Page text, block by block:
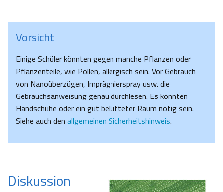
Vorsicht
Einige Schüler könnten gegen manche Pflanzen oder
Pflanzenteile, wie Pollen, allergisch sein. Vor Gebrauch
von Nanoüberzügen, Imprägnierspray usw. die
Gebrauchsanweisung genau durchlesen. Es könnten
Handschuhe oder ein gut belüfteter Raum nötig sein.
Siehe auch den allgemeinen Sicherheitshinweis.
Diskussion